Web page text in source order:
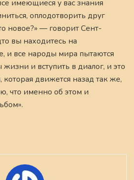
имеющиеся у вас знания
оплодотворить друг
новое?» — говорит Сент-
вы находитесь на
и все народы мира пытаются
и вступить в диалог, и это
которая движется назад так же,
что именно об этом и